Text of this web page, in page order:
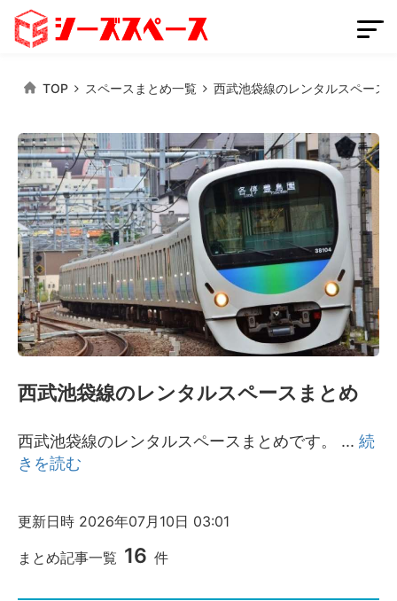
会員登録 スペースを掲載する
ログイン
スペースをさがす
条件から探す
都道府県から探す
運営会社
プライバシーポリシー
FAQ・お問い合わせ
TOP スペースまとめ一覧 西武池袋線のレンタルスペース
西武池袋線のレンタルスペースまとめ
西武池袋線のレンタルスペースまとめです。 ... 続
きを読む
まとめ記事一覧 16 件
更新日時 2026年07月10日 03:01